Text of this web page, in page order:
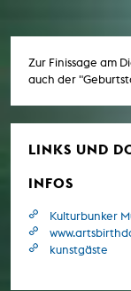
Zur Finissage am
auch der
LINKS UND
INFOS
Kulturbunker
kunstgäste